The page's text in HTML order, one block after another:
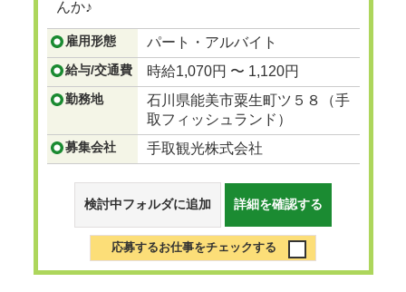
んか♪
...つづきを見る
雇用形態 パート・アルバイト
給与/交通費 時給1,070円 〜 1,120円
勤務地
石川県能美市粟生町ツ５８（手
取フィッシュランド）
募集会社 手取観光株式会社
検討中フォルダに追加 詳細を確認する
応募するお仕事をチェックする